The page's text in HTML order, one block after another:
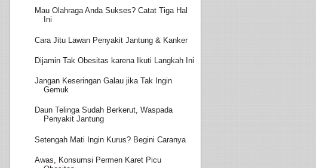
Mau Olahraga Anda Sukses? Catat Tiga Hal
Ini
Cara Jitu Lawan Penyakit Jantung & Kanker
Dijamin Tak Obesitas karena Ikuti Langkah Ini
Jangan Keseringan Galau jika Tak Ingin
Gemuk
Daun Telinga Sudah Berkerut, Waspada
Penyakit Jantung
Setengah Mati Ingin Kurus? Begini Caranya
Awas, Konsumsi Permen Karet Picu